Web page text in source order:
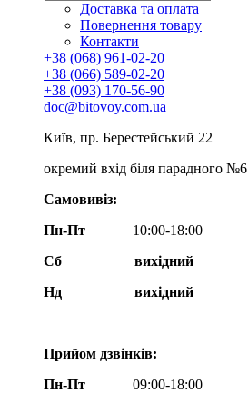
Доставка та оплата
Повернення товару
Контакти
+38 (068) 961-02-20
+38 (066) 589-02-20
+38 (093) 170-56-90
doc@bitovoy.com.ua
Київ, пр. Берестейський 22
окремий вхід біля парадного №6
Самовивіз:
Пн-Пт
10:00-18:00
Сб
вихідний
Нд
вихідний
Прийом дзвінків:
Пн-Пт
09:00-18:00